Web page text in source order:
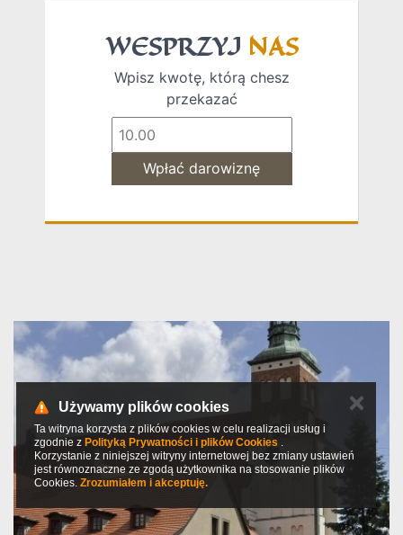
WESPRZYJ NAS
Wpisz kwotę, którą chesz
przekazać
Używamy plików cookies
Ta witryna korzysta z plików cookies w celu realizacji usług i
zgodnie z Polityką Prywatności i plików Cookies .
Korzystanie z niniejszej witryny internetowej bez zmiany ustawień
jest równoznaczne ze zgodą użytkownika na stosowanie plików
Cookies. Zrozumiałem i akceptuję.
✕